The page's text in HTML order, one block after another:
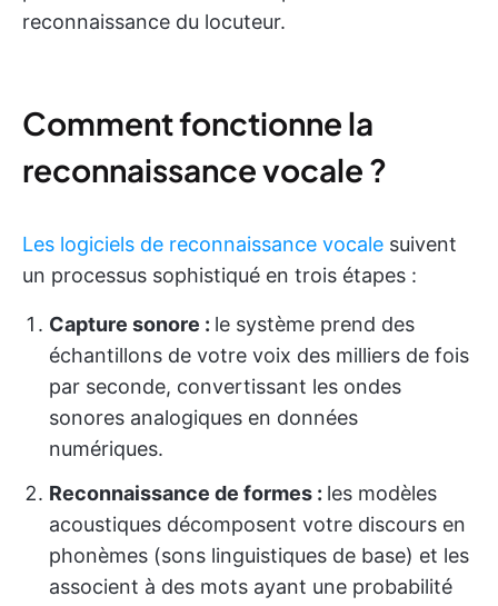
reconnaissance du locuteur.
Comment fonctionne la
reconnaissance vocale ?
Les logiciels de reconnaissance vocale suivent
un processus sophistiqué en trois étapes :
Capture sonore : le système prend des
échantillons de votre voix des milliers de fois
par seconde, convertissant les ondes
sonores analogiques en données
numériques.
Reconnaissance de formes : les modèles
acoustiques décomposent votre discours en
phonèmes (sons linguistiques de base) et les
associent à des mots ayant une probabilité